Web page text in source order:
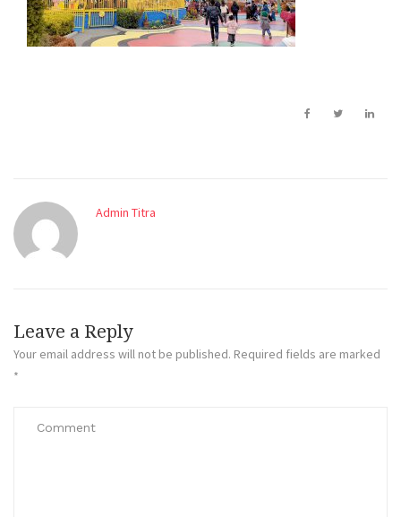
Admin Titra
Leave a Reply
Your email address will not be published. Required fields are marked
*